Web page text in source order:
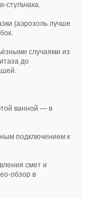
стульчака.
(аэрозоль лучше
случаями из
до
ванной — в
подключением к
смет и
обзор в